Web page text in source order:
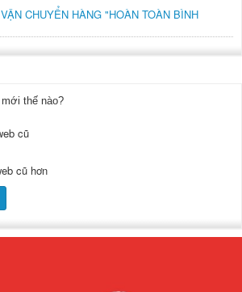
CHUYỂN HÀNG "HOÀN TOÀN BÌNH
thế nào?
cũ
cũ hơn